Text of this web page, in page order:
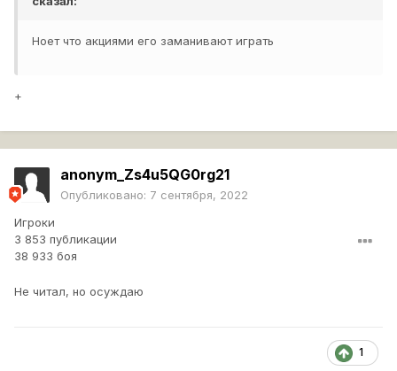
Ноет что акциями его заманивают играть
+
anonym_Zs4u5QG0rg21
Опубликовано: 7 сентября, 2022
Игроки
3 853 публикации
38 933 боя
Не читал, но осуждаю
1